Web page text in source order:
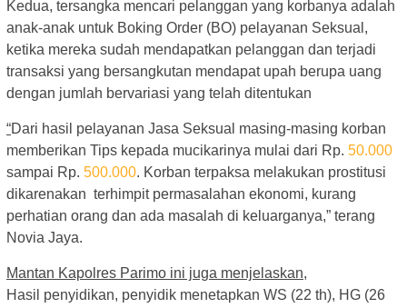
Kedua, tersangka mencari pelanggan yang korbanya adalah
anak-anak untuk Boking Order (BO) pelayanan Seksual,
ketika mereka sudah mendapatkan pelanggan dan terjadi
transaksi yang bersangkutan mendapat upah berupa uang
dengan jumlah bervariasi yang telah ditentukan
“Dari hasil pelayanan Jasa Seksual masing-masing korban
memberikan Tips kepada mucikarinya mulai dari Rp. 50.000
sampai Rp. 500.000. Korban terpaksa melakukan prostitusi
dikarenakan terhimpit permasalahan ekonomi, kurang
perhatian orang dan ada masalah di keluarganya,” terang
Novia Jaya.
Mantan Kapolres Parimo ini juga menjelaskan,
Hasil penyidikan, penyidik menetapkan WS (22 th), HG (26